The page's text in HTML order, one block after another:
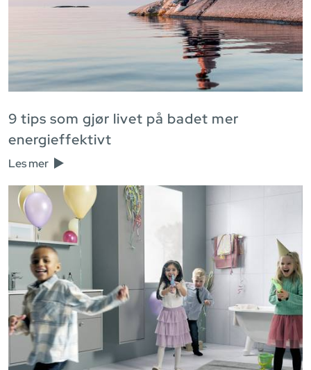
9 tips som gjør livet på badet mer
energieffektivt
Les mer